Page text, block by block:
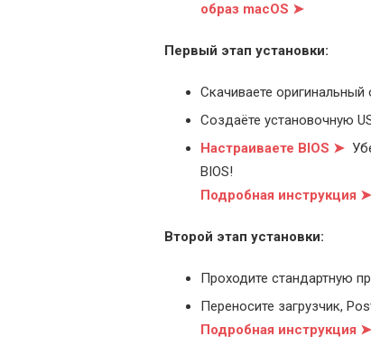
образ macOS ➤
Первый этап установки:
Скачиваете оригинальный
Создаёте установочную
Настраиваете BIOS ➤
BIOS!
Подробная инструкция ➤
Второй этап установки:
Проходите стандартную
Переносите загрузчик,
Подробная инструкция ➤